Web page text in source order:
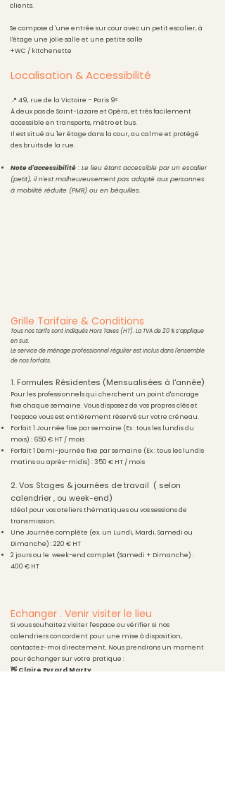
clients.
Se compose d 'une entrée sur cour avec un petit escalier, à
l'étage une jolie salle et une petite salle
+WC / kitchenette
Localisation & Accessibilité
📍 49, rue de la Victoire – Paris 9ᵉ
À deux pas de Saint-Lazare et Opéra, et très facilement
accessible en transports, métro et bus.
Il est situé au 1er étage dans la cour, au calme et protégé
des bruits de la rue.
Note d'accessibilité : Le lieu étant accessible par un escalier
(petit), il n'est malheureusement pas adapté aux personnes
à mobilité réduite (PMR) ou en béquilles.
Grille Tarifaire & Conditions
Tous nos tarifs sont indiqués Hors Taxes (HT). La TVA de 20 % s’applique
en sus.
Le service de ménage professionnel régulier est inclus dans l'ensemble
de nos forfaits.
1. Formules Résidentes (Mensualisées à l'année)
Pour les professionnels qui cherchent un point d'ancrage
fixe chaque semaine. Vous disposez de vos propres clés et
l’espace vous est entièrement réservé sur votre créneau.
Forfait 1 Journée fixe par semaine (Ex : tous les lundis du
mois) : 650 € HT / mois
Forfait 1 Demi-journée fixe par semaine (Ex : tous les lundis
matins ou après-midis) : 350 € HT / mois
2. Vos Stages & journées de travail ( selon
calendrier , ou week-end)
Idéal pour vos ateliers thématiques ou vos sessions de
transmission.
Une Journée complète (ex. un Lundi, Mardi, Samedi ou
Dimanche) : 220 € HT
2 jours ou le week-end complet (Samedi + Dimanche) :
400 € HT
Echanger . Venir visiter le lieu
Si vous souhaitez visiter l'espace ou vérifier si nos
calendriers concordent pour une mise à disposition,
contactez-moi directement. Nous prendrons un moment
pour échanger sur votre pratique :
👋 Claire Evrard Marty